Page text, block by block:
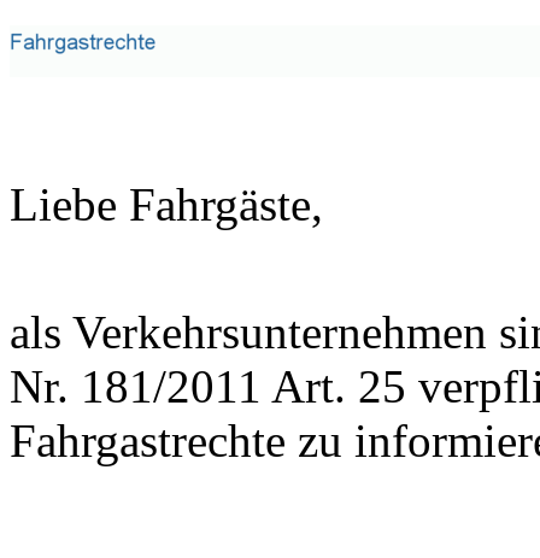
Liebe Fahrgäste,
als Verkehrsunternehmen
Nr. 181/2011 Art. 25
Fahrgastrechte zu